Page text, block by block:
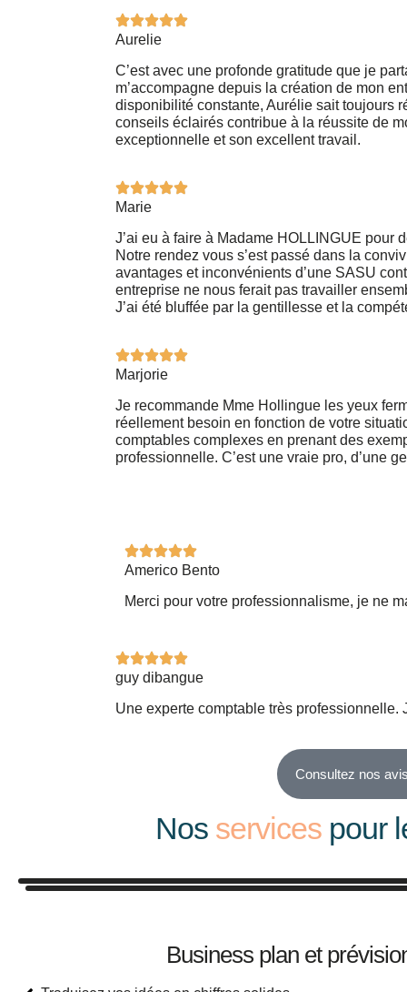
Aurelie
C’est avec une profonde gratitude que je
m’accompagne depuis la création de mon
disponibilité constante, Aurélie sait toujours
conseils éclairés contribue à la réussite de
exceptionnelle et son excellent travail.
Marie
J’ai eu à faire à Madame HOLLINGUE pour
Notre rendez vous s’est passé dans la
avantages et inconvénients d’une SASU
entreprise ne nous ferait pas travailler
J’ai été bluffée par la gentillesse et la
Marjorie
Je recommande Mme Hollingue les yeux
réellement besoin en fonction de votre
comptables complexes en prenant des
professionnelle. C’est une vraie pro, d’une
Americo Bento
Merci pour votre professionnalisme, je ne
guy dibangue
Une experte comptable très professionnelle.
Consultez nos
Nos services pour
Business plan et